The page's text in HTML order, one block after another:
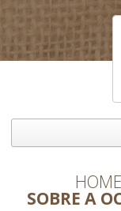
HOME
SOBRE A